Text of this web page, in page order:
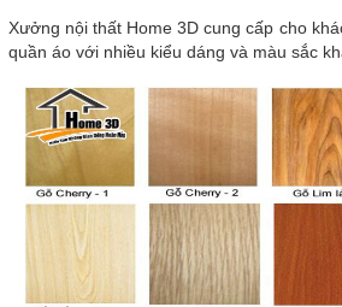
Xưởng nội thất Home 3D cung cấp cho
quần áo với nhiều kiểu dáng và màu sắc